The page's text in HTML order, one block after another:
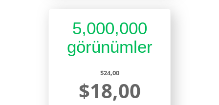
5,000,000
görünümler
$24,00
$18,00